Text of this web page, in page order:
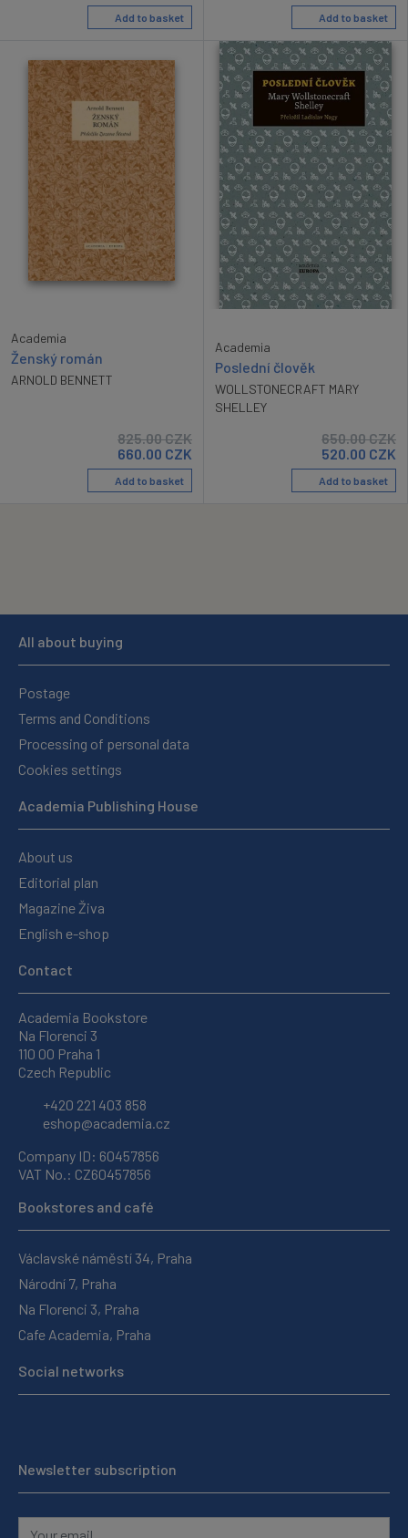
Add to basket Add to basket
Academia
Ženský román
ARNOLD BENNETT
825.00CZK
660.00 CZK
Add to basket
Academia
Poslední člověk
WOLLSTONECRAFT MARY
SHELLEY
650.00CZK
520.00 CZK
Add to basket
All about buying
Postage
Terms and Conditions
Processing of personal data
Cookies settings
Academia Publishing House
About us
Editorial plan
Magazine Živa
English e-shop
Contact
Academia Bookstore
Na Florenci 3
110 00 Praha 1
Czech Republic
+420 221 403 858
eshop@academia.cz
Company ID: 60457856
VAT No.: CZ60457856
Bookstores and café
Václavské náměstí 34, Praha
Národní 7, Praha
Na Florenci 3, Praha
Cafe Academia, Praha
Social networks
Newsletter subscription